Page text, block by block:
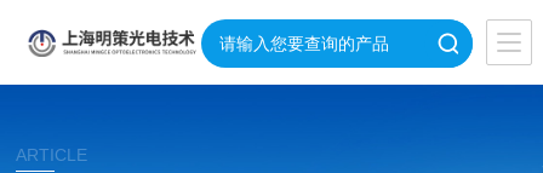
ARTICLE